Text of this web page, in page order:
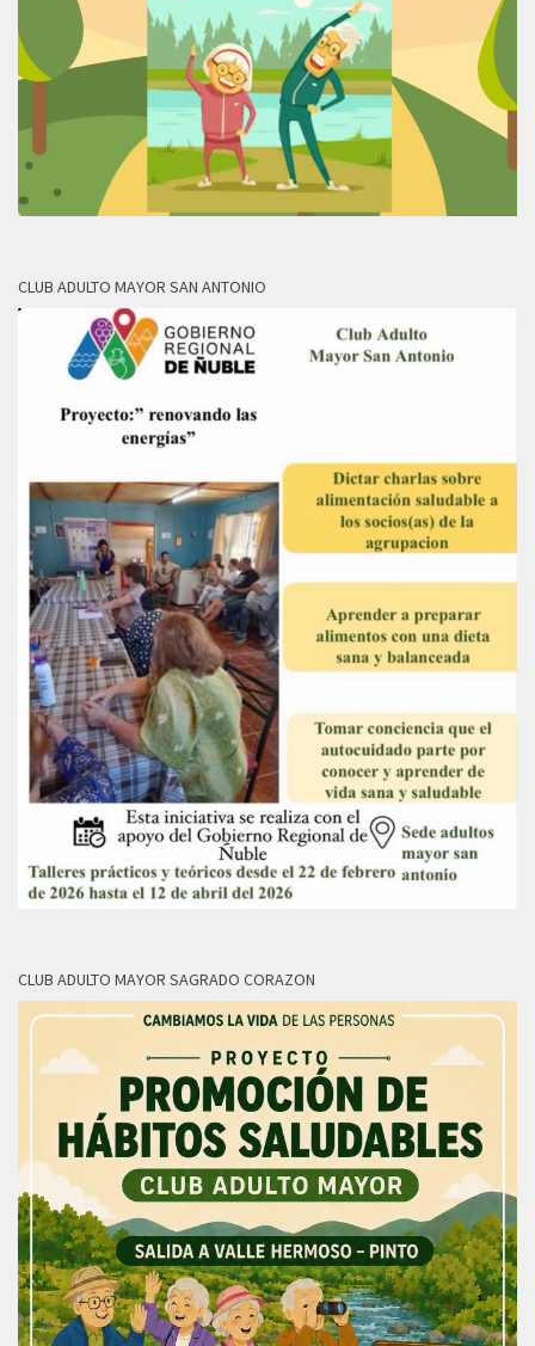
CLUB ADULTO MAYOR SAN ANTONIO
CLUB ADULTO MAYOR SAGRADO CORAZON